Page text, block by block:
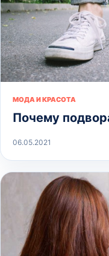
МОДА И КРАСОТА
Почему
06.05.2021